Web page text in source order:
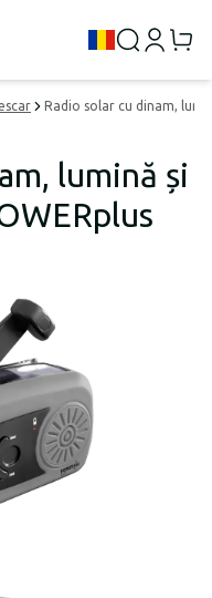
Radio solar cu dinam,
lumină și